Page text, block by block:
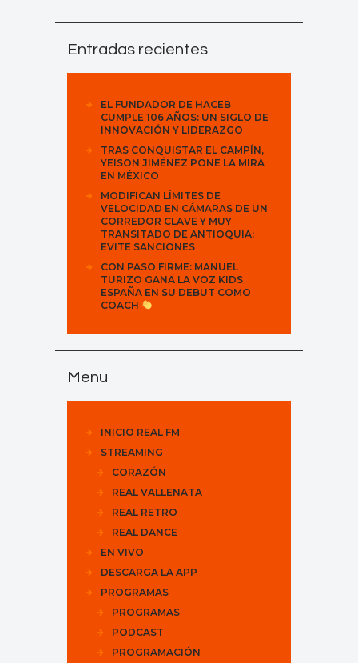
Entradas recientes
EL FUNDADOR DE HACEB
CUMPLE 106 AÑOS: UN SIGLO DE
INNOVACIÓN Y LIDERAZGO
TRAS CONQUISTAR EL CAMPÍN,
YEISON JIMÉNEZ PONE LA MIRA
EN MÉXICO
MODIFICAN LÍMITES DE
VELOCIDAD EN CÁMARAS DE UN
CORREDOR CLAVE Y MUY
TRANSITADO DE ANTIOQUIA:
EVITE SANCIONES
CON PASO FIRME: MANUEL
TURIZO GANA LA VOZ KIDS
ESPAÑA EN SU DEBUT COMO
COACH
Menu
INICIO REAL FM
STREAMING
CORAZÓN
REAL VALLENATA
REAL RETRO
REAL DANCE
EN VIVO
DESCARGA LA APP
PROGRAMAS
PROGRAMAS
PODCAST
PROGRAMACIÓN